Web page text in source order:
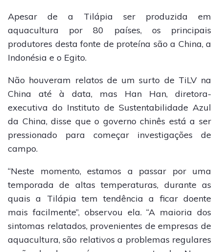
Apesar de a Tilápia ser produzida em
aquacultura por 80 países, os principais
produtores desta fonte de proteína são a China, a
Indonésia e o Egito.
Não houveram relatos de um surto de TiLV na
China até à data, mas Han Han, diretora-
executiva do Instituto de Sustentabilidade Azul
da China, disse que o governo chinês está a ser
pressionado para começar investigações de
campo.
“Neste momento, estamos a passar por uma
temporada de altas temperaturas, durante as
quais a Tilápia tem tendência a ficar doente
mais facilmente”, observou ela. “A maioria dos
sintomas relatados, provenientes de empresas de
aquacultura, são relativos a problemas regulares